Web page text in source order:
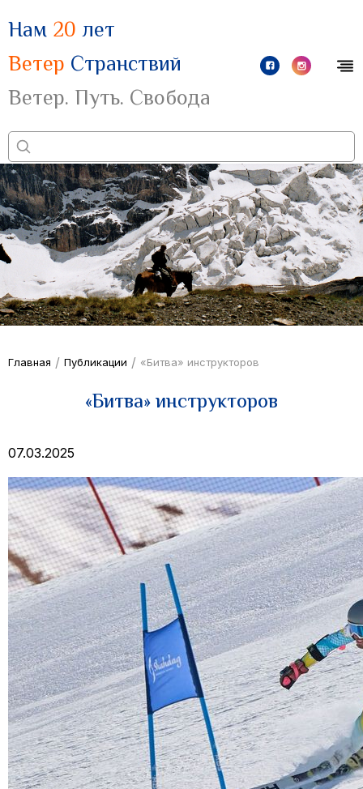
Нам 20 лет
Ветер Странствий
Ветер. Путь. Свобода
Главная / Публикации / «Битва» инструкторов
«Битва» инструкторов
07.03.2025